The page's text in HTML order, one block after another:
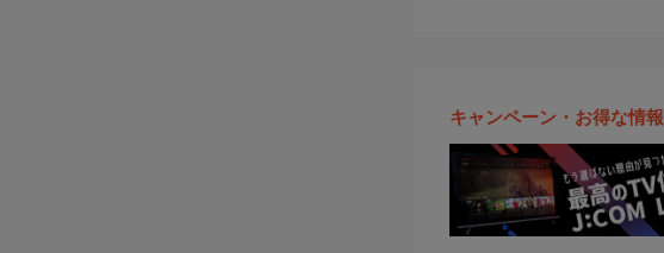
キャンペーン・お得な情報